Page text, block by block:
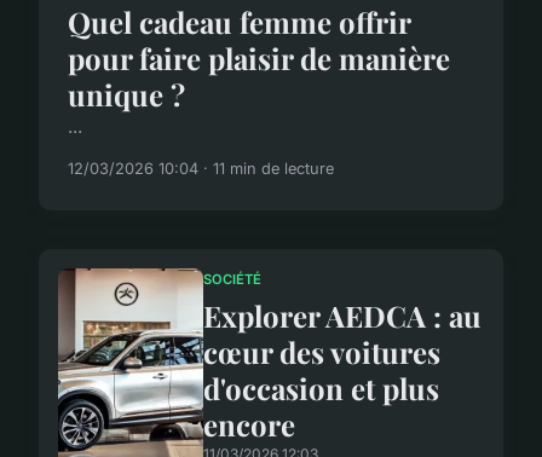
Quel cadeau femme offrir
pour faire plaisir de manière
unique ?
...
12/03/2026 10:04 · 11 min de lecture
SOCIÉTÉ
Explorer AEDCA : au
cœur des voitures
d'occasion et plus
encore